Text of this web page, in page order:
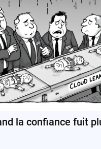
la confiance fuit